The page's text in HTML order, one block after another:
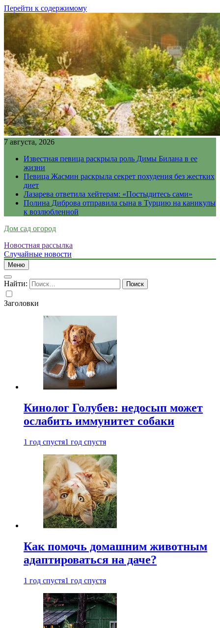
Перейти к содержимому
7 августа, 2026
Известная певица раскрыла роль Димы Билана в ее
жизни
Певица Жасмин раскрыла секрет похудения без жестких
диет
Лазарева ответила хейтерам: «Постыдитесь сами»
Полина Диброва отправила сына в Турцию на каникулы
к возлюбленной
Дом сад огород
Новостная рассылка
Случайные новости
Меню
Найти:
Заголовки
Кинолог Голубев: недосып может
ослабить иммунитет собаки
1 год спустя1 год спустя
Как помочь домашним животным
адаптироваться на даче?
1 год спустя1 год спустя